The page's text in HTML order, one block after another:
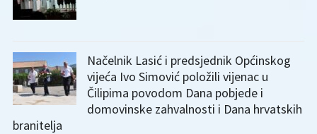
Načelnik Lasić i predsjednik Općinskog
vijeća Ivo Simović položili vijenac u
Čilipima povodom Dana pobjede i
domovinske zahvalnosti i Dana hrvatskih
branitelja